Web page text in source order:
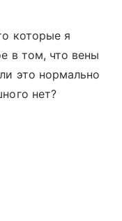
которые я
в том, что вены
это нормально
нет?